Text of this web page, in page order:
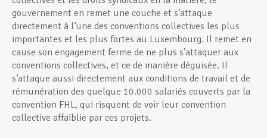
gouvernement en remet une couche et s’attaque
directement à l’une des conventions collectives les plus
importantes et les plus fortes au Luxembourg. Il remet en
cause son engagement ferme de ne plus s’attaquer aux
conventions collectives, et ce de manière déguisée. Il
s’attaque aussi directement aux conditions de travail et de
rémunération des quelque 10.000 salariés couverts par la
convention FHL, qui risquent de voir leur convention
collective affaiblie par ces projets.